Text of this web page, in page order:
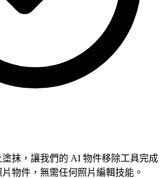
抹，讓我們的 AI 物件移除工具完成
物件，無需任何照片編輯技能。